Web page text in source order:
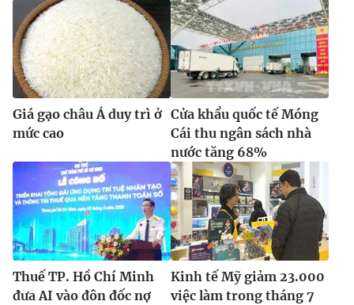
Giá gạo châu Á duy trì ở
mức cao
Cửa khẩu quốc tế Móng
Cái thu ngân sách nhà
nước tăng 68%
Thuế TP. Hồ Chí Minh
đưa AI vào đôn đốc nợ
Kinh tế Mỹ giảm 23.000
việc làm trong tháng 7